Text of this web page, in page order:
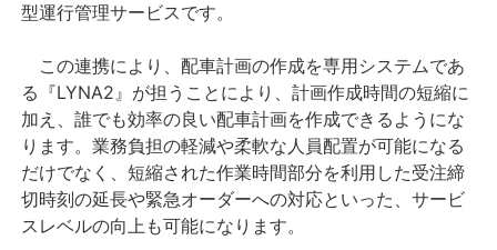
型運行管理サービスです。
この連携により、配車計画の作成を専用システムであ
る『LYNA2』が担うことにより、計画作成時間の短縮に
加え、誰でも効率の良い配車計画を作成できるようにな
ります。業務負担の軽減や柔軟な人員配置が可能になる
だけでなく、短縮された作業時間部分を利用した受注締
切時刻の延長や緊急オーダーへの対応といった、サービ
スレベルの向上も可能になります。